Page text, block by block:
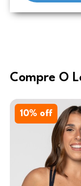
Compre O
10% off